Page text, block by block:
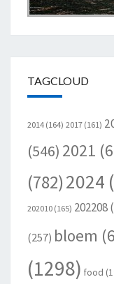
TAGCLOUD
2014 (164) 2017 (161)
(546) 2021
(782)2024
202010 (165) 202208
(257) bloem
(1298) food